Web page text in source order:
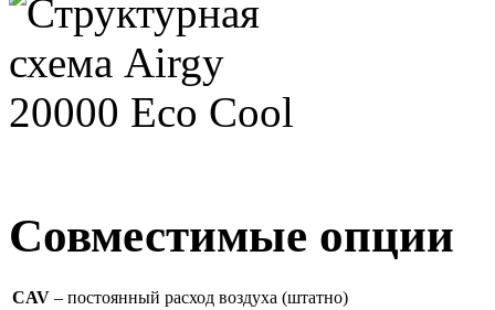
Совместимые опции
CAV – постоянный расход воздуха (штатно)